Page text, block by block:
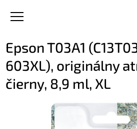
Epson T03A1
603XL), originálny
čierny, 8,9 ml, XL